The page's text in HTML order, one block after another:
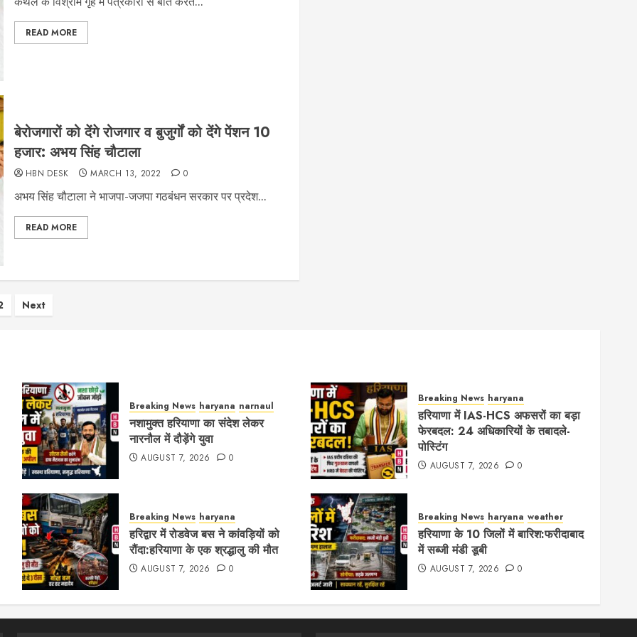
READ MORE
बेरोजगारों को देंगे रोजगार व बुजुर्गों को देंगे पेंशन 10
हजार: अभय सिंह चौटाला
HBN DESK MARCH 13, 2022 0
अभय सिंह चौटाला ने भाजपा-जजपा गठबंधन सरकार पर प्रदेश...
READ MORE
Next
Breaking News haryana narnaul
नशामुक्त हरियाणा का संदेश लेकर
नारनौल में दौड़ेंगे युवा
AUGUST 7, 2026 0
Breaking News haryana
हरियाणा में IAS-HCS अफसरों का बड़ा
फेरबदल: 24 अधिकारियों के तबादले-
पोस्टिंग
AUGUST 7, 2026 0
Breaking News haryana
हरिद्वार में रोडवेज बस ने कांवड़ियों को
रौंदा:हरियाणा के एक श्रद्धालु की मौत
AUGUST 7, 2026 0
Breaking News haryana weather
हरियाणा के 10 जिलों में बारिश:फरीदाबाद
में सब्जी मंडी डूबी
AUGUST 7, 2026 0